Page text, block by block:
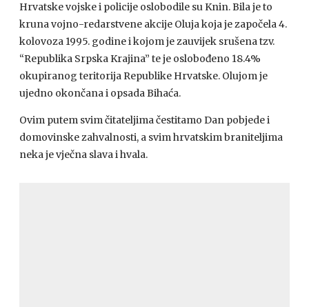
Hrvatske vojske i policije oslobodile su Knin. Bila je to
kruna vojno-redarstvene akcije Oluja koja je započela 4.
kolovoza 1995. godine i kojom je zauvijek srušena tzv.
“Republika Srpska Krajina” te je oslobođeno 18.4%
okupiranog teritorija Republike Hrvatske. Olujom je
ujedno okončana i opsada Bihaća.
Ovim putem svim čitateljima čestitamo Dan pobjede i
domovinske zahvalnosti, a svim hrvatskim braniteljima
neka je vječna slava i hvala.